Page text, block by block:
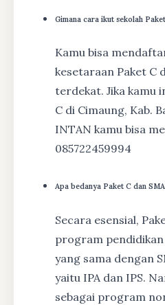
Gimana cara ikut sekolah
Kamu bisa
kesetaraan Paket C
terdekat. Jika kamu
C di Cimaung, Kab.
INTAN kamu bisa
085722459994
Apa bedanya Paket C dan
Secara esensial,
program
yang sama dengan
yaitu IPA dan IPS.
sebagai program